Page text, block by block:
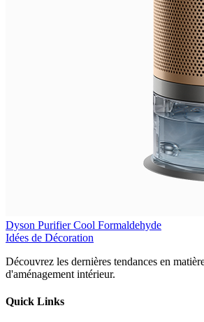
Dyson Purifier Cool Formaldehyde
Idées de Décoration
Découvrez les dernières tendances en
d'aménagement intérieur.
Quick Links